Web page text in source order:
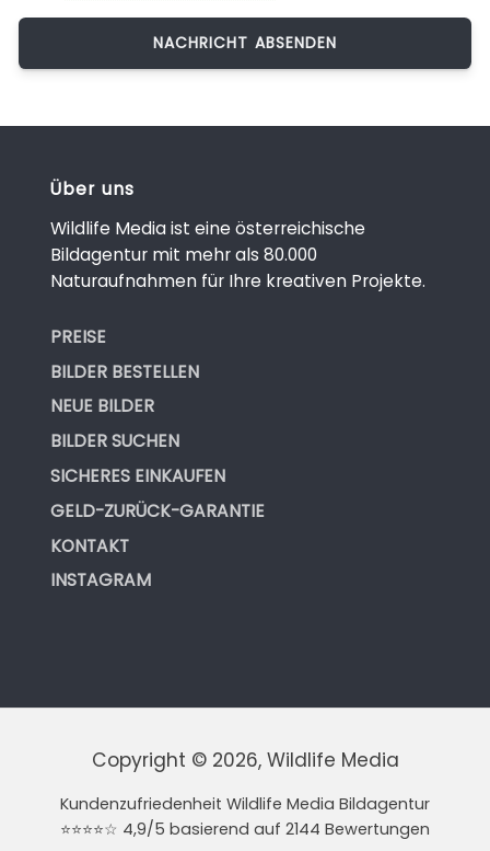
Über uns
Wildlife Media ist eine österreichische
Bildagentur mit mehr als 80.000
Naturaufnahmen für Ihre kreativen Projekte.
PREISE
BILDER BESTELLEN
NEUE BILDER
BILDER SUCHEN
SICHERES EINKAUFEN
GELD-ZURÜCK-GARANTIE
KONTAKT
INSTAGRAM
Copyright © 2026, Wildlife Media
Kundenzufriedenheit Wildlife Media Bildagentur
⭐⭐⭐⭐☆ 4,9/5 basierend auf 2144 Bewertungen